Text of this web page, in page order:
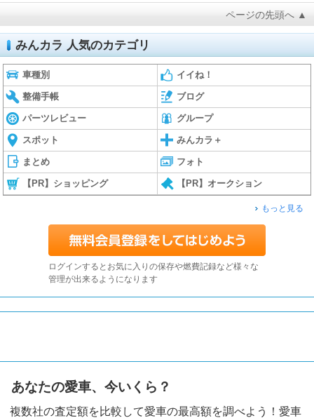
ページの先頭へ ▲
みんカラ 人気のカテゴリ
車種別 イイね！
整備手帳 ブログ
パーツレビュー グループ
スポット みんカラ＋
まとめ フォト
【PR】ショッピング 【PR】オークション
もっと見る
ログインするとお気に入りの保存や燃費記録など様々な
管理が出来るようになります
あなたの愛車、今いくら？
複数社の査定額を比較して愛車の最高額を調べよう！愛車